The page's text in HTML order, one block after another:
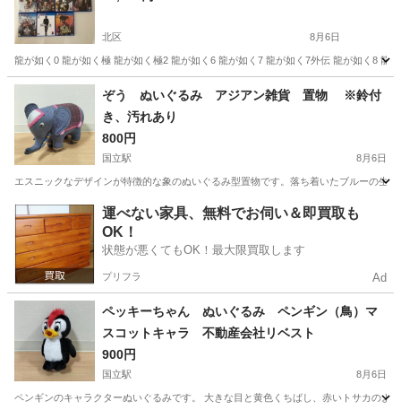
北区 8月6日
龍が如く0 龍が如く極 龍が如く極2 龍が如く6 龍が如く7 龍が如く7外伝 龍が如く8
東京 北区 テレビゲーム 龍が如く7
ぞう ぬいぐるみ アジアン雑貨 置物 ※鈴付
き、汚れあり
800円
国立駅 8月6日
エスニックなデザインが特徴的な象のぬいぐるみ型置物です。落ち着いたブルーの
東京 国立市 国立駅 おもちゃ
運べない家具、無料でお伺い＆即買取も
OK！
状態が悪くてもOK！最大限買取します
プリフラ Ad
ペッキーちゃん ぬいぐるみ ペンギン（鳥）マ
スコットキャラ 不動産会社リベスト
900円
国立駅 8月6日
ペンギンのキャラクターぬいぐるみです。 大きな目と黄色くちばし、赤いトサカの